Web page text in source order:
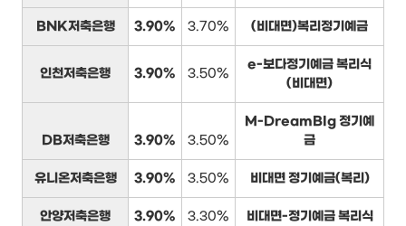
BNK저축은행 3.90% 3.70% (비대면)복리정기예금
인천저축은행 3.90% 3.50%
e-보다정기예금 복리식
(비대면)
DB저축은행 3.90% 3.50%
M-DreamBIg 정기예
금
유니온저축은행 3.90% 3.50% 비대면 정기예금(복리)
안양저축은행 3.90% 3.30% 비대면-정기예금 복리식